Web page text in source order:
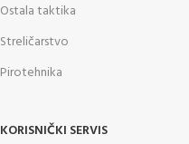
Ostala taktika
Streličarstvo
Pirotehnika
KORISNIČKI SERVIS